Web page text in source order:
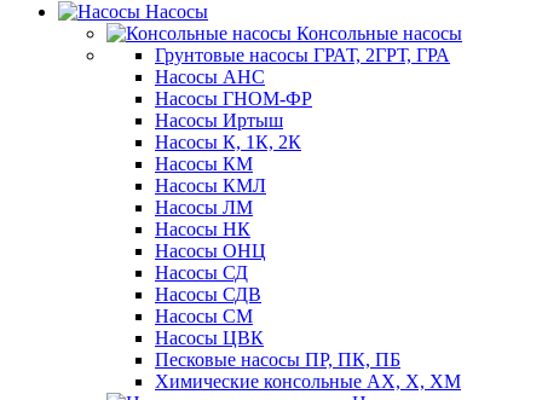
Насосы
Консольные насосы
Грунтовые насосы ГРАТ, 2ГРТ, ГРА
Насосы АНС
Насосы ГНОМ-ФР
Насосы Иртыш
Насосы К, 1К, 2К
Насосы КМ
Насосы КМЛ
Насосы ЛМ
Насосы НК
Насосы ОНЦ
Насосы СД
Насосы СДВ
Насосы СМ
Насосы ЦВК
Песковые насосы ПР, ПК, ПБ
Химические консольные АХ, Х, ХМ